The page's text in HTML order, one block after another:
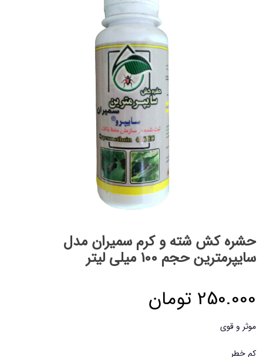
حشره کش شته و کرم سمیران مدل
سایپرمترین حجم 100 میلی لیتر
250.000 تومان
موثر و قوی
کم خطر